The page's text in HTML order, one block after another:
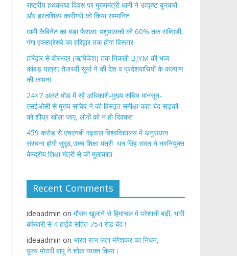
राष्ट्रीय हथकरघा दिवस पर मुख्यमंत्री धामी ने उत्कृष्ट बुनकरों
और हस्तशिल्प कारीगरों को किया सम्मानित
​धामी कैबिनेट का बड़ा फैसला: पशुपालकों को 60% तक सब्सिडी,
गंगा एक्सप्रेसवे का हरिद्वार तक होगा विस्तार
​हरिद्वार से वीरभद्र (ऋषिकेश) तक निकली BJYM की भव्य
कांवड़ यात्रा; तेजस्वी सूर्या ने की देश व प्रदेशवासियों के कल्याण
की कामना
24×7 अलर्ट मोड में रहें अधिकारी-मुख्य सचिव मानसून-
एसईओसी से मुख्य सचिव ने की विस्तृत समीक्षा कहा-बंद सड़कों
को शीघ्र खोला जाए, लोगों को न हो दिक्कत
459 करोड़ से एचएनबी गढ़वाल विश्वविद्यालय में अनुसंधान
संरचना होगी सुदृढ,उच्च शिक्षा मंत्री धन सिंह रावत ने नवनियुक्त
केन्द्रीय शिक्षा मंत्री से की मुलाकात
Recent Comments
ideaadmin on मौसम खुलाने से हिमाचल मे परेशानी बढ़ी, भारी
बर्फबारी से 4 हाईवे सहित 754 रोड बंद !
ideaadmin on भारत रत्न लता मंगेशकर का निधन,
पूज्य मोरारी बापू ने शोक व्यक्त किया।